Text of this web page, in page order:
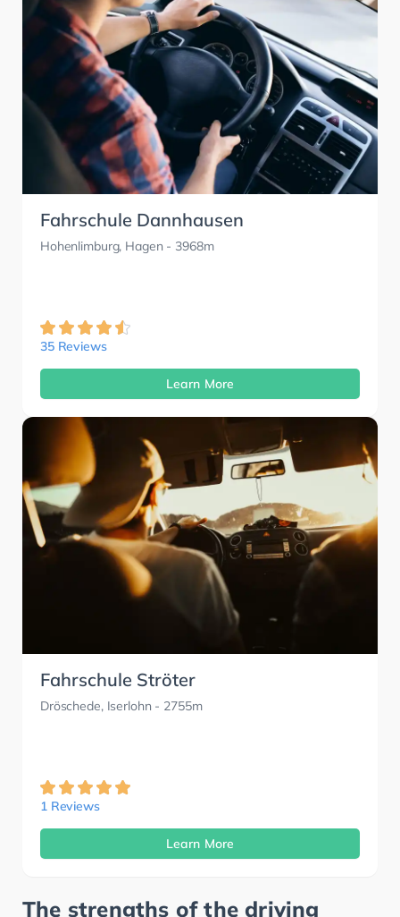
Fahrschule Dannhausen
Hohenlimburg, Hagen - 3968m
35 Reviews
Learn More
Fahrschule Ströter
Dröschede, Iserlohn - 2755m
1 Reviews
Learn More
The strengths of the driving